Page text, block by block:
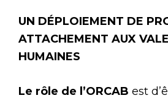
UN DÉPLOIEMENT DE
ATTACHEMENT AUX
HUMAINES
Le rôle de l’ORCAB est